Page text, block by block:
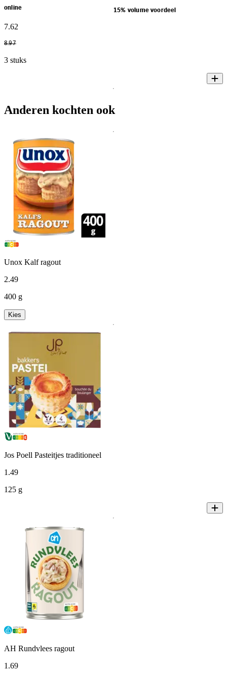
online 15% volume voordeel
7.62
8.97
3 stuks
Anderen kochten ook
Unox Kalf ragout
2.49
400 g
Kies
Jos Poell Pasteitjes traditioneel
1 .49
125 g
AH Rundvlees ragout
1 .69